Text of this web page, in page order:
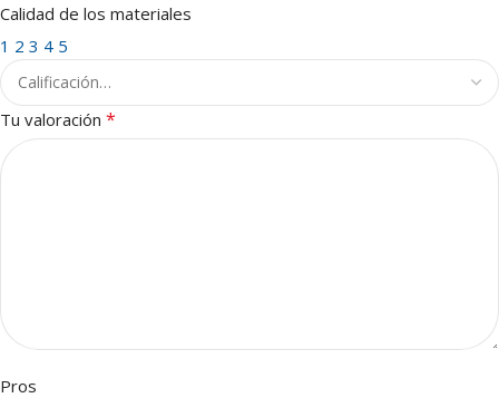
Calidad de los materiales
1 2 3 4 5
Tu valoración *
Pros